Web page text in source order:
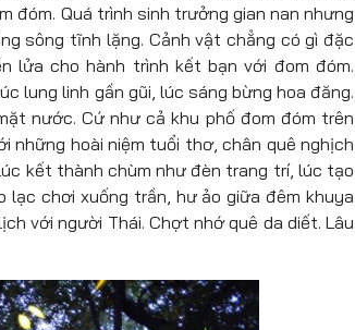
đóm. Quá trình sinh trưởng gian nan nhưng
sông tĩnh lặng. Cảnh vật chẳng có gì đặc
lửa cho hành trình kết bạn với đom đóm.
lung linh gần gũi, lúc sáng bừng hoa đăng.
nước. Cứ như cả khu phố đom đóm trên
những hoài niệm tuổi thơ, chân quê nghịch
kết thành chùm như đèn trang trí, lúc tạo
chơi xuống trần, hư ảo giữa đêm khuya
với người Thái. Chợt nhớ quê da diết. Lâu